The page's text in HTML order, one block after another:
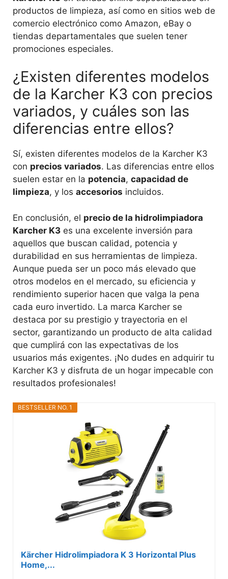
productos de limpieza, así como en sitios web de
comercio electrónico como Amazon, eBay o
tiendas departamentales que suelen tener
promociones especiales.
¿Existen diferentes modelos
de la Karcher K3 con precios
variados, y cuáles son las
diferencias entre ellos?
Sí, existen diferentes modelos de la Karcher K3
con precios variados. Las diferencias entre ellos
suelen estar en la potencia, capacidad de
limpieza, y los accesorios incluidos.
En conclusión, el precio de la hidrolimpiadora
Karcher K3 es una excelente inversión para
aquellos que buscan calidad, potencia y
durabilidad en sus herramientas de limpieza.
Aunque pueda ser un poco más elevado que
otros modelos en el mercado, su eficiencia y
rendimiento superior hacen que valga la pena
cada euro invertido. La marca Karcher se
destaca por su prestigio y trayectoria en el
sector, garantizando un producto de alta calidad
que cumplirá con las expectativas de los
usuarios más exigentes. ¡No dudes en adquirir tu
Karcher K3 y disfruta de un hogar impecable con
resultados profesionales!
BESTSELLER NO. 1
Kärcher Hidrolimpiadora K 3 Horizontal Plus
Home,...